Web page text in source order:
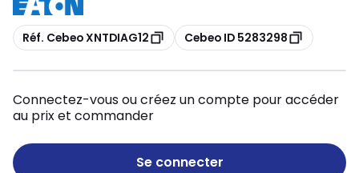
Copier
Réf. Cebeo XNTDIAG12 Copier
Cebeo ID 5283298
Connectez-vous ou créez un compte pour accéder
au prix et commander
Se connecter